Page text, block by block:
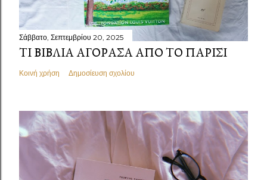
Σάββατο, Σεπτεμβρίου 20, 2025
ΤΙ ΒΙΒΛΊΑ ΑΓΌΡΑΣΑ ΑΠΌ ΤΟ ΠΑΡΊΣΙ
Κοινή χρήση Δημοσίευση σχολίου